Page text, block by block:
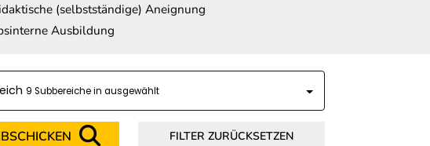
(selbstständige) Aneignung
Ausbildung
9
FILTER ZURÜCKSETZEN